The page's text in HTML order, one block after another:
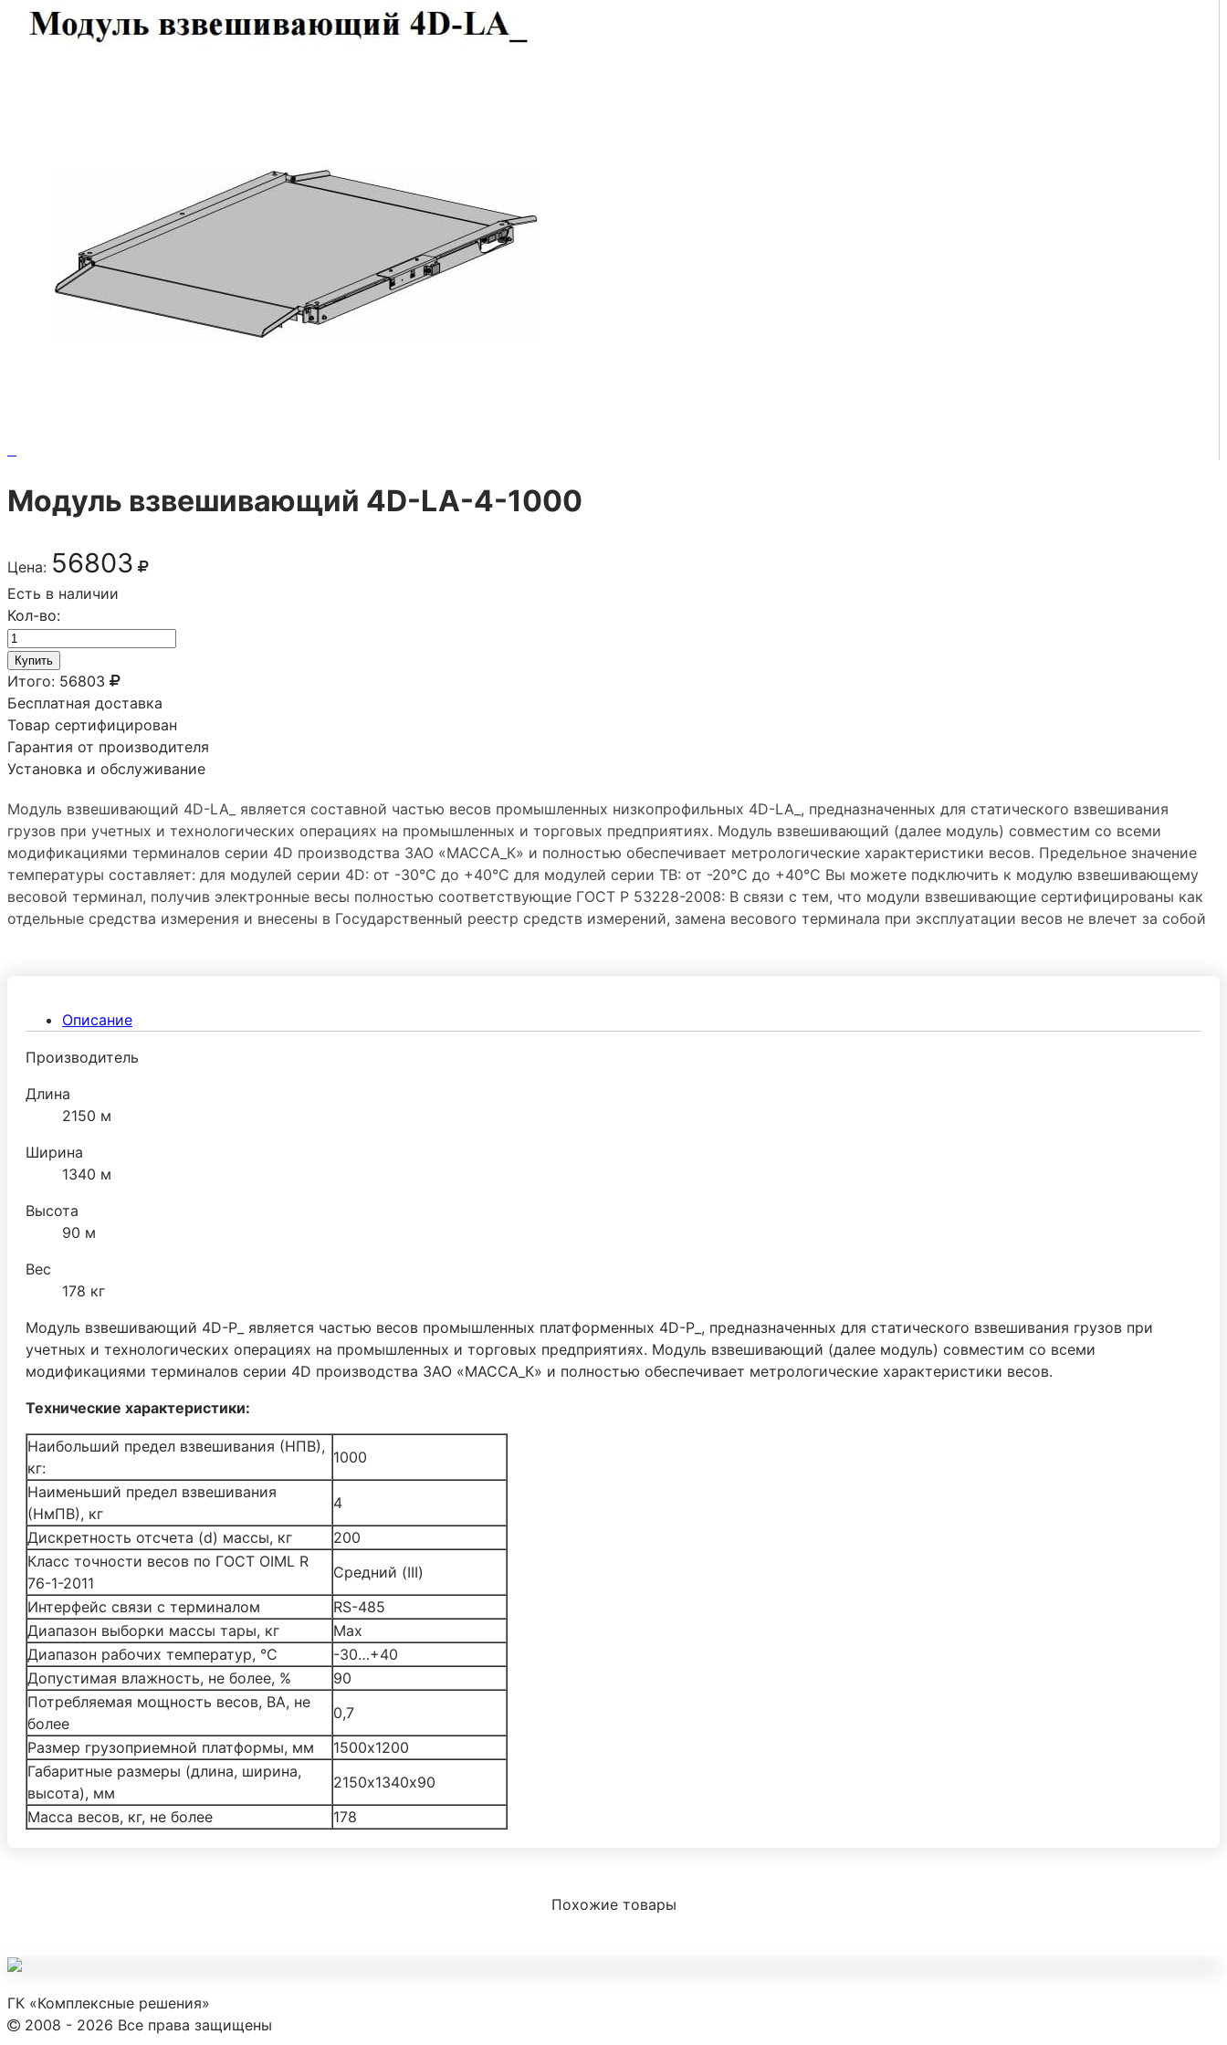
Модуль взвешивающий 4D-LA-4-1000
Цена: 56803
Есть в наличии
Кол-во:
Купить
Итого: 56803
Бесплатная доставка
Товар сертифицирован
Гарантия от производителя
Установка и обслуживание
Модуль взвешивающий 4D-LA_ является составной частью весов промышленных низкопрофильных 4D-LA_, предназначенных для статического взвешивания
грузов при учетных и технологических операциях на промышленных и торговых предприятиях. Модуль взвешивающий (далее модуль) совместим со всеми
модификациями терминалов серии 4D производства ЗАО «МАССА_К» и полностью обеспечивает метрологические характеристики весов. Предельное значение
температуры составляет: для модулей серии 4D: от -30°С до +40°С для модулей серии ТВ: от -20°С до +40°С Вы можете подключить к модулю взвешивающему
весовой терминал, получив электронные весы полностью соответствующие ГОСТ Р 53228-2008: В связи с тем, что модули взвешивающие сертифицированы как
отдельные средства измерения и внесены в Государственный реестр средств измерений, замена весового терминала при эксплуатации весов не влечет за собой
Описание
Производитель
Длина
2150 м
Ширина
1340 м
Высота
90 м
Вес
178 кг
Модуль взвешивающий 4D-P_ является частью весов промышленных платформенных 4D-Р_, предназначенных для статического взвешивания грузов при
учетных и технологических операциях на промышленных и торговых предприятиях. Модуль взвешивающий (далее модуль) совместим со всеми
модификациями терминалов серии 4D производства ЗАО «МАССА_К» и полностью обеспечивает метрологические характеристики весов.
Технические характеристики:
Наибольший предел взвешивания (НПВ),
кг:
1000
Наименьший предел взвешивания
(НмПВ), кг
4
Дискретность отсчета (d) массы, кг
200
Класс точности весов по ГОСТ OIML R
76-1-2011
Средний (III)
Интерфейс связи с терминалом
RS-485
Диапазон выборки массы тары, кг
Mах
Диапазон рабочих температур, °С
-30…+40
Допустимая влажность, не более, %
90
Потребляемая мощность весов, ВА, не
более
0,7
Размер грузоприемной платформы, мм
1500х1200
Габаритные размеры (длина, ширина,
высота), мм
2150х1340х90
Масса весов, кг, не более
178
Похожие товары
ГК «Комплексные решения»
2008 - 2026 Все права защищены